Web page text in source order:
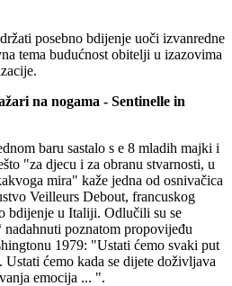
posebno bdijenje uoči izvanredne
tema budućnost obitelji u izazovima
na nogama - Sentinelle in
baru sastalo s e 8 mladih majki i
"za djecu i za obranu stvarnosti, u
mira" kaže jedna od osnivačica
Veilleurs Debout, francuskog
bdijenje u Italiji. Odlučili su se
nadahnuti poznatom propovijeđu
1979: "Ustati ćemo svaki put
ćemo kada se dijete doživljava
emocija ... ".